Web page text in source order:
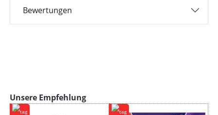
Bewertungen
Produktgalerie überspringen
Unsere Empfehlung